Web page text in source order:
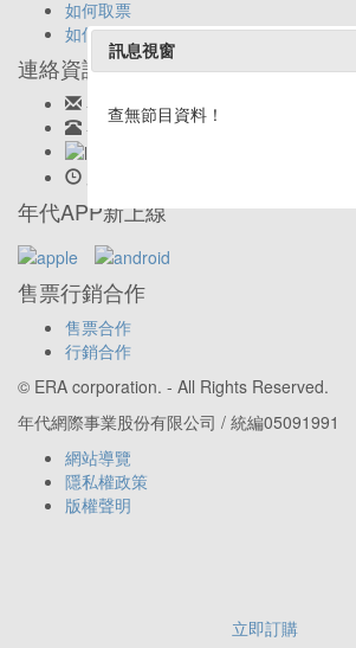
立即訂購
如何取票
如何退票
連絡資訊
客服信箱: ticket@eracom.com.tw
客服專線: 02-23419898
年代APP新上線
售票行銷合作
售票合作
行銷合作
© ERA corporation. - All Rights Reserved.
年代網際事業股份有限公司 / 統編05091991
網站導覽
隱私權政策
版權聲明
訊息視窗
查無節目資料！